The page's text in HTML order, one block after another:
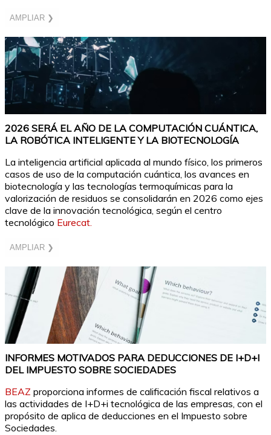
AMPLIAR ❯
2026 SERÁ EL AÑO DE LA COMPUTACIÓN CUÁNTICA,
LA ROBÓTICA INTELIGENTE Y LA BIOTECNOLOGÍA
La inteligencia artificial aplicada al mundo físico, los primeros
casos de uso de la computación cuántica, los avances en
biotecnología y las tecnologías termoquímicas para la
valorización de residuos se consolidarán en 2026 como ejes
clave de la innovación tecnológica, según el centro
tecnológico Eurecat.
AMPLIAR ❯
INFORMES MOTIVADOS PARA DEDUCCIONES DE I+D+I
DEL IMPUESTO SOBRE SOCIEDADES
BEAZ proporciona informes de calificación fiscal relativos a
las actividades de I+D+i tecnológica de las empresas, con el
propósito de aplica de deducciones en el Impuesto sobre
Sociedades.